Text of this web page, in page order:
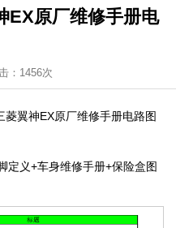
EX原厂维修手册电
： 1456次
翼神EX原厂维修手册电路图
定义+车身维修手册+保险盒图